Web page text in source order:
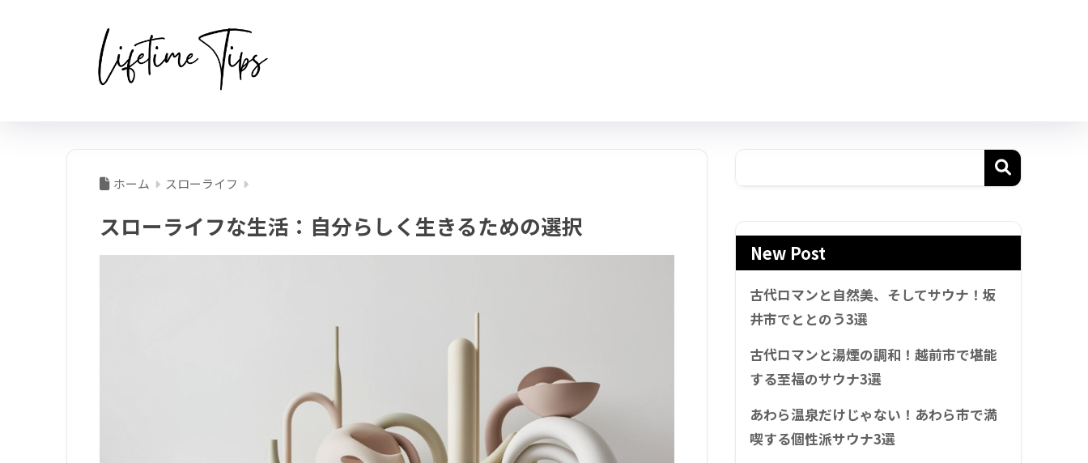
ホーム スローライフ
スローライフな生活：自分らしく生きるための選択
New Post
古代ロマンと自然美、そしてサウナ！坂
井市でととのう3選
古代ロマンと湯煙の調和！越前市で堪能
する至福のサウナ3選
あわら温泉だけじゃない！あわら市で満
喫する個性派サウナ3選